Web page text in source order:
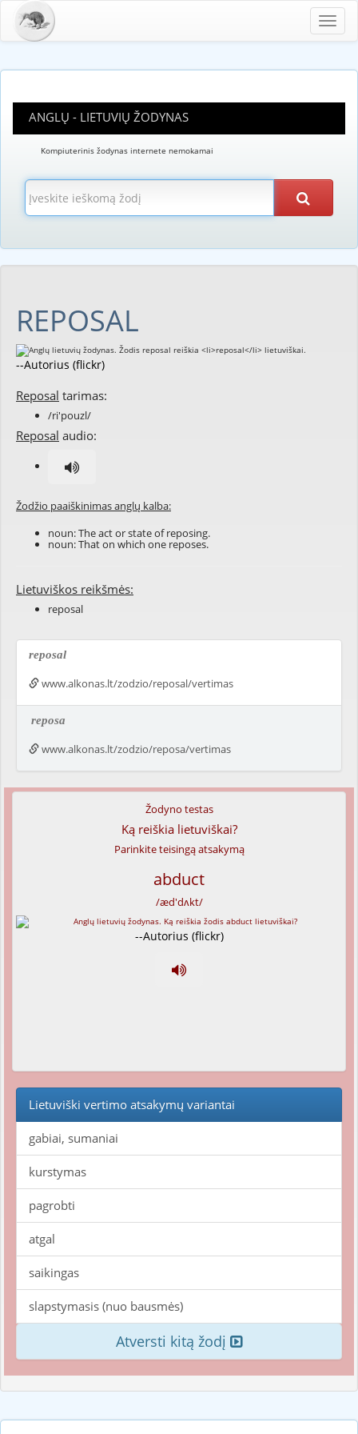
ANGLŲ - LIETUVIŲ ŽODYNAS
Kompiuterinis žodynas internete nemokamai
REPOSAL
--Autorius (flickr)
Reposal tarimas:
/ri'pouzl/
Reposal audio:
Žodžio paaiškinimas anglų kalba:
noun: The act or state ofreposing.
noun: That on which one reposes.
Lietuviškos reikšmės:
reposal
reposal
www.alkonas.lt/zodzio/reposal/vertimas
reposa
www.alkonas.lt/zodzio/reposa/vertimas
Žodyno testas
Ką reiškia lietuviškai?
Parinkite teisingą atsakymą
abduct
/æd'dʌkt/
--Autorius (flickr)
Lietuviški vertimo atsakymų variantai
gabiai, sumaniai
kurstymas
pagrobti
atgal
saikingas
slapstymasis (nuo bausmės)
Atversti kitą žodį